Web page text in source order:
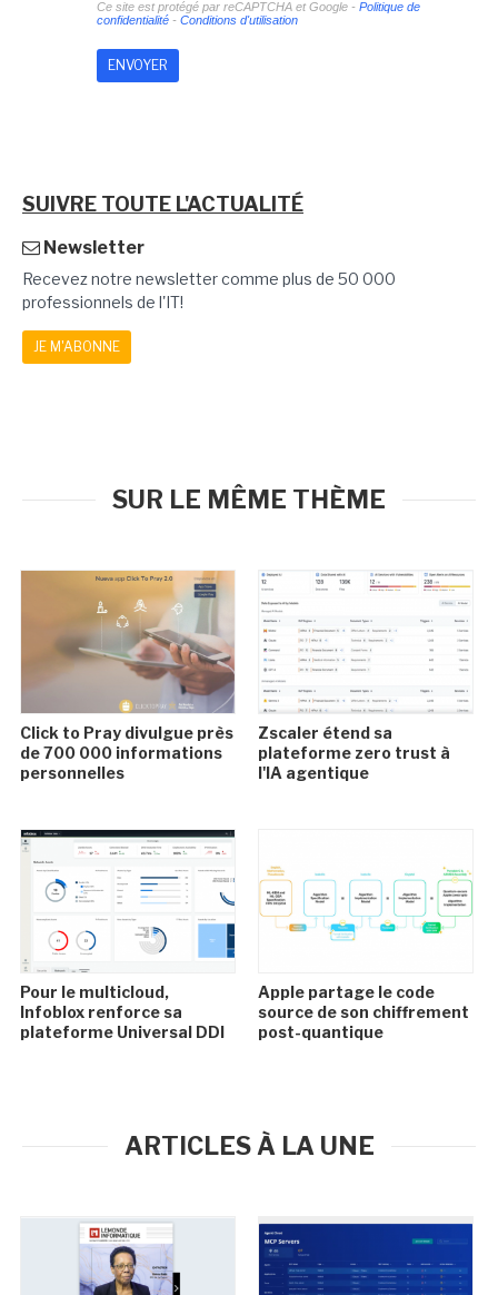
Ce site est protégé par reCAPTCHA et Google - Politique de
confidentialité- Conditions d'utilisation
SUIVRE TOUTE L'ACTUALITÉ
Newsletter
Recevez notre newsletter comme plus de 50 000
professionnels de l'IT!
JE M'ABONNE
SUR LE MÊME THÈME
Click to Pray divulgue près
de 700 000 informations
personnelles
Zscaler étend sa
plateforme zero trust à
l'IA agentique
Pour le multicloud,
Infoblox renforce sa
plateforme Universal DDI
Apple partage le code
source de son chiffrement
post-quantique
ARTICLES À LA UNE